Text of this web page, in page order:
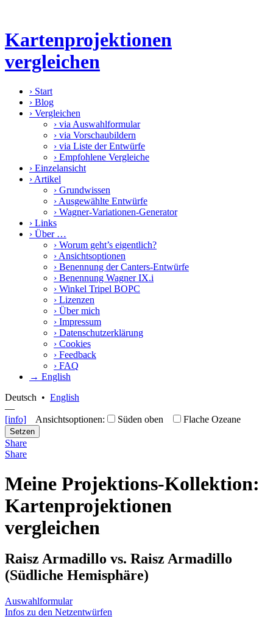
Kartenprojektionen
vergleichen
› Start
› Blog
› Vergleichen
› via Auswahlformular
› via Vorschaubildern
› via Liste der Entwürfe
› Empfohlene Vergleiche
› Einzelansicht
› Artikel
› Grundwissen
› Ausgewählte Entwürfe
› Wagner-Variationen-Generator
› Links
› Über …
› Worum geht’s eigentlich?
› Ansichtsoptionen
› Benennung der Canters-Entwürfe
› Benennung Wagner IX.i
› Winkel Tripel BOPC
› Lizenzen
› Über mich
› Impressum
› Datenschutzerklärung
› Cookies
› Feedback
› FAQ
→ English
Deutsch • English
—
[info] Ansichtsoptionen: Süden oben Flache Ozeane
Setzen
Share
Share
Meine Projektions-Kollektion:
Kartenprojektionen
vergleichen
Raisz Armadillo vs. Raisz Armadillo
(Südliche Hemisphäre)
Auswahlformular
Infos zu den Netzentwürfen